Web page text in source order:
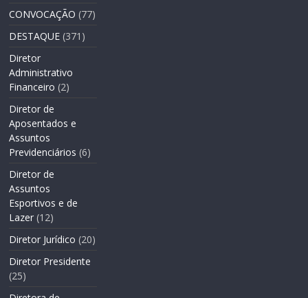
CONVOCAÇÃO (77)
DESTAQUE (371)
Diretor
Administrativo
Financeiro (2)
Diretor de
Aposentados e
Assuntos
Previdenciários (6)
Diretor de
Assuntos
Esportivos e de
Lazer (12)
Diretor Jurídico (20)
Diretor Presidente
(25)